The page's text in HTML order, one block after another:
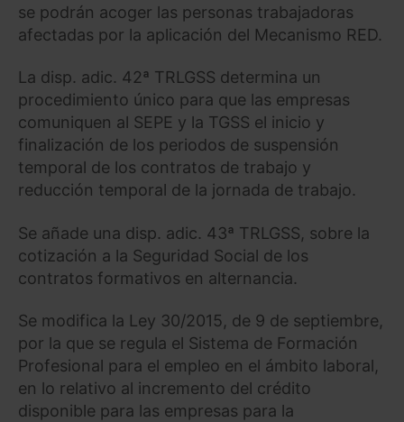
se podrán acoger las personas trabajadoras
afectadas por la aplicación del Mecanismo RED.
La disp. adic. 42ª TRLGSS determina un
procedimiento único para que las empresas
comuniquen al SEPE y la TGSS el inicio y
finalización de los periodos de suspensión
temporal de los contratos de trabajo y
reducción temporal de la jornada de trabajo.
Se añade una disp. adic. 43ª TRLGSS, sobre la
cotización a la Seguridad Social de los
contratos formativos en alternancia.
Se modifica la Ley 30/2015, de 9 de septiembre,
por la que se regula el Sistema de Formación
Profesional para el empleo en el ámbito laboral,
en lo relativo al incremento del crédito
disponible para las empresas para la